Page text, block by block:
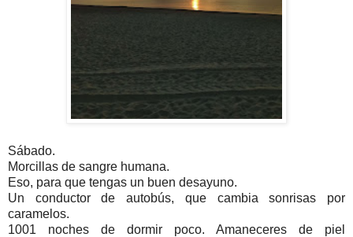
Sábado.
Morcillas de sangre humana.
Eso, para que tengas un buen desayuno.
Un conductor de autobús, que cambia sonrisas por
caramelos.
1001 noches de dormir poco. Amaneceres de piel